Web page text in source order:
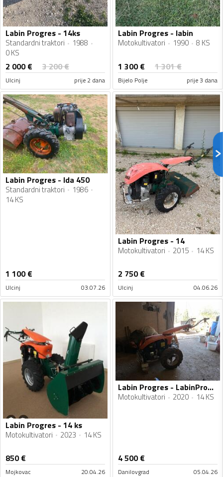
Labin Progres - 14ks
Standardni traktori
1988
0 KS
2 000€ 3 200€
Ulcinj prije 2 dana
Labin Progres - labin
Motokultivatori 1990 8 KS
1 300€ 1 301€
Bijelo Polje prije 3 dana
Labin Progres - lda 450
Standardni traktori
1986
14 KS
1 100€
Ulcinj 03.07.26
Labin Progres - 14
Motokultivatori 2015 14 KS
2 750€
Ulcinj 04.06.26
Labin Progres - 14 ks
Motokultivatori 2023 14 KS
850€
Mojkovac 20.04.26
Labin Progres - LabinProgres
Motokultivatori 2020 14 KS
4 500€
Danilovgrad 05.04.26